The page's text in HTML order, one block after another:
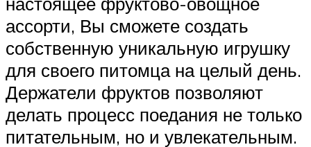
ассорти, Вы сможете создать
собственную уникальную игрушку
для своего питомца на целый день.
Держатели фруктов позволяют
делать процесс поедания не только
питательным, но и увлекательным.